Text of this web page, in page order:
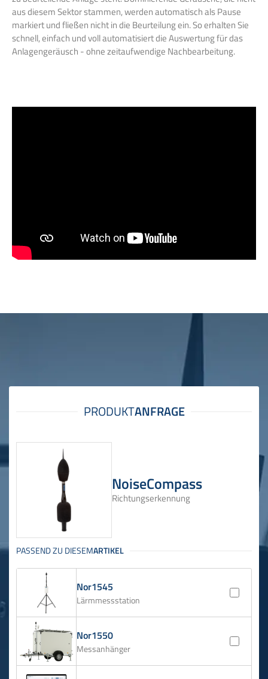
aus diesem Sektor stammen, werden automatisch als Pause
markiert und fließen nicht in die Beurteilung ein. So erhalten Sie
schnell, einfach und voll automatisiert die Auswertung für das
Anlagengeräusch - ohne zeitaufwendige Nachbearbeitung.
NoiseCompass
Richtungserkennung
Nor1545
Lärmmessstation
Nor1550
Messanhänger